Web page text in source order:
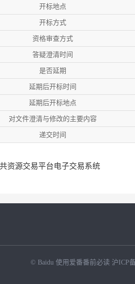
开标地点
开标方式
资格审查方式
答疑澄清时间
是否延期
延期后开标时间
延期后开标地点
对文件澄清与修改的主要内容
递交时间
资源交易平台电子交易系统
© Baidu 使用爱番番前必读 沪ICP